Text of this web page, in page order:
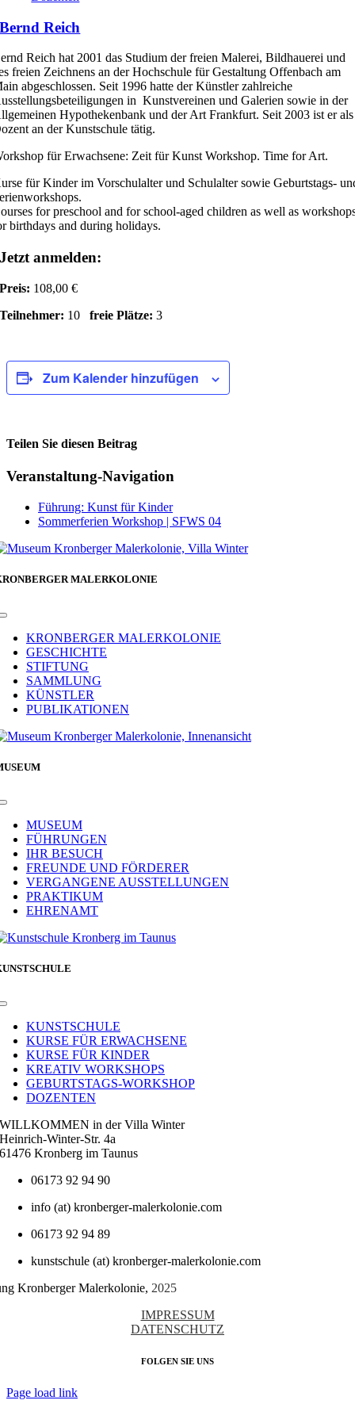
Bernd Reich
Reich hat 2001 das Studium der freien Malerei, Bildhauerei und
freien Zeichnens an der Hochschule für Gestaltung Offenbach am
abgeschlossen. Seit 1996 hatte der Künstler zahlreiche
in Kunstvereinen und Galerien sowie in der
Hypothekenbank und der Art Frankfurt. Seit 2003 ist er als
an der Kunstschule tätig.
für Erwachsene: Zeit für Kunst Workshop. Time for Art.
für Kinder im Vorschulalter und Schulalter sowie Geburtstags-
for preschool and for school-aged children as well as
birthdays and during holidays.
Jetzt anmelden:
Preis: 108,00 €
Teilnehmer: 10freie Plätze: 3
Zum Kalender hinzufügen
Teilen Sie diesen Beitrag
Facebook
Veranstaltung-Navigation
Führung: Kunst für Kinder
Sommerferien Workshop | SFWS 04
MALERKOLONIE
Toggle
NavigationKRONBERGER MALERKOLONIE
GESCHICHTE
STIFTUNG
SAMMLUNG
KÜNSTLER
PUBLIKATIONEN
Toggle
NavigationMUSEUM
FÜHRUNGEN
IHR BESUCH
FREUNDE UND FÖRDERER
VERGANGENE AUSSTELLUNGEN
PRAKTIKUM
EHRENAMT
Toggle
NavigationKUNSTSCHULE
KURSE FÜR ERWACHSENE
KURSE FÜR KINDER
KREATIV WORKSHOPS
GEBURTSTAGS-WORKSHOP
DOZENTEN
WILLKOMMEN in der Villa Winter
Heinrich-Winter-Str. 4a
61476 Kronberg im Taunus
06173 92 94 90
info (at) kronberger-malerkolonie.com
06173 92 94 89
kunstschule (at) kronberger-malerkolonie.com
Kronberger Malerkolonie, 2025
IMPRESSUM
DATENSCHUTZ
FOLGEN SIE UNS
Page load link